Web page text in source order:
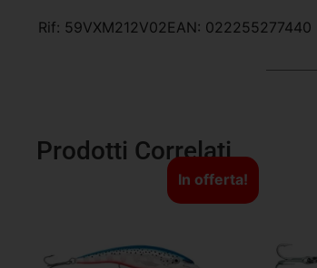
Rif: 59VXM212V02EAN: 022255277440
Prodotti Correlati
In offerta!